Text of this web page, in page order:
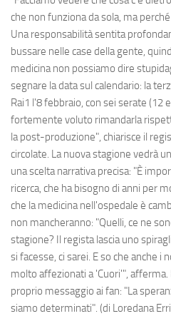
che non funziona da sola, ma
Una responsabilità sentita
bussare nelle case della gente,
medicina non possiamo dire
segnare la data sul calendario: la
Rai1 l'8 febbraio, con sei serate (12
fortemente voluto rimandarla
la post-produzione", chiarisce il
circolate. La nuova stagione vedrà
una scelta narrativa precisa: "È
ricerca, che ha bisogno di anni per
che la medicina nell'ospedale è
non mancheranno: "Quelli, ce ne
stagione? Il regista lascia uno
si facesse, ci sarei. E so che anche
molto affezionati a 'Cuori'", afferma.
proprio messaggio ai fan: "La
siamo determinati". (di Loredana